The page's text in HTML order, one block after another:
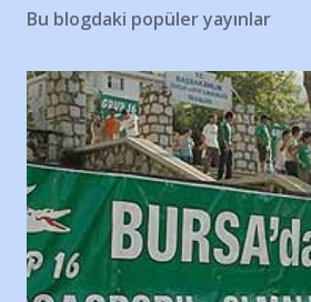
Bu blogdaki popüler yayınlar